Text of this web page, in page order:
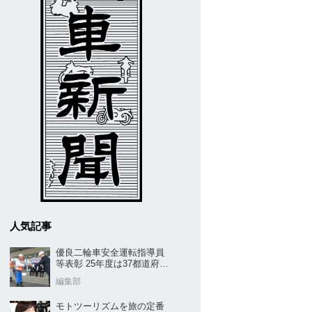
人気記事
優良二輪車安全運転指導員
等表彰 25年度は37都道府県
編集部
モトツーリズムを旅の定番